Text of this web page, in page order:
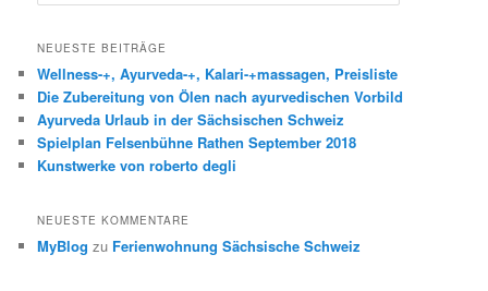
NEUESTE BEITRÄGE
Wellness-+, Ayurveda-+, Kalari-+massagen, Preisliste
Die Zubereitung von Ölen nach ayurvedischen Vorbild
Ayurveda Urlaub in der Sächsischen Schweiz
Spielplan Felsenbühne Rathen September 2018
Kunstwerke von roberto degli
NEUESTE KOMMENTARE
MyBlog zu Ferienwohnung Sächsische Schweiz